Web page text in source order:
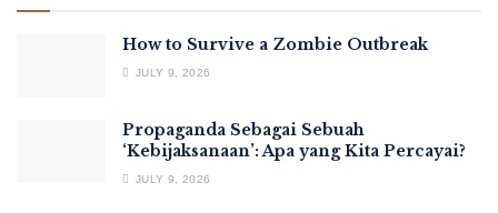
How to Survive a Zombie Outbreak
JULY 9, 2026
Propaganda Sebagai Sebuah
‘Kebijaksanaan’: Apa yang Kita Percayai?
JULY 9, 2026